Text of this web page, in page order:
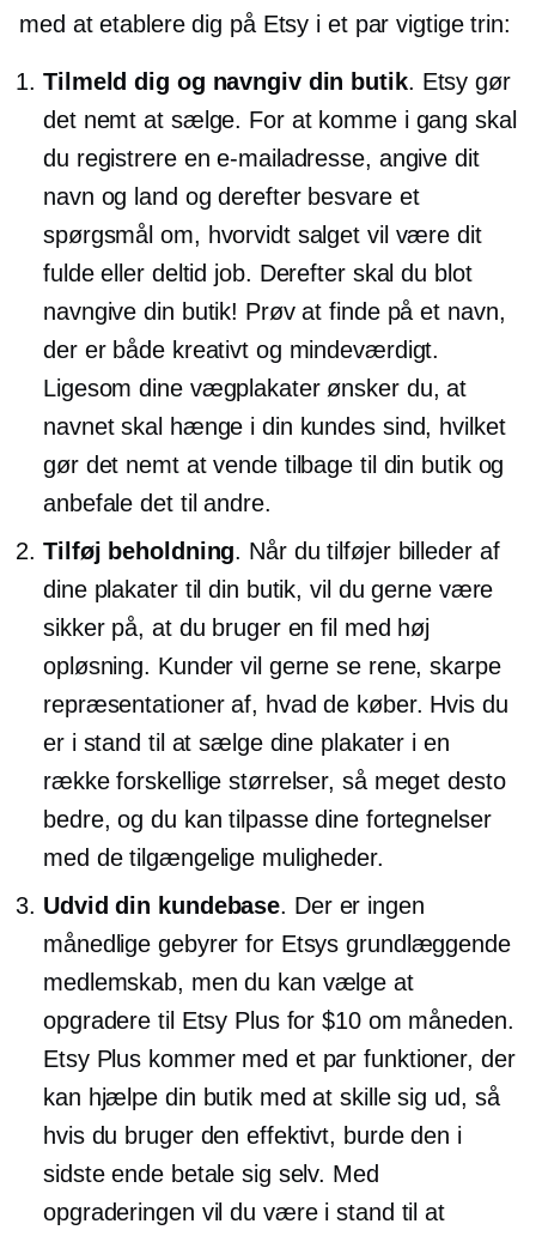
med at etablere dig på Etsy i et par vigtige trin:
Tilmeld dig og navngiv din butik. Etsy gør
det nemt at sælge. For at komme i gang skal
du registrere en e-mailadresse, angive dit
navn og land og derefter besvare et
spørgsmål om, hvorvidt salget vil være dit
fulde eller deltid job. Derefter skal du blot
navngive din butik! Prøv at finde på et navn,
der er både kreativt og mindeværdigt.
Ligesom dine vægplakater ønsker du, at
navnet skal hænge i din kundes sind, hvilket
gør det nemt at vende tilbage til din butik og
anbefale det til andre.
Tilføj beholdning. Når du tilføjer billeder af
dine plakater til din butik, vil du gerne være
sikker på, at du bruger en fil med høj
opløsning. Kunder vil gerne se rene, skarpe
repræsentationer af, hvad de køber. Hvis du
er i stand til at sælge dine plakater i en
række forskellige størrelser, så meget desto
bedre, og du kan tilpasse dine fortegnelser
med de tilgængelige muligheder.
Udvid din kundebase. Der er ingen
månedlige gebyrer for Etsys grundlæggende
medlemskab, men du kan vælge at
opgradere til Etsy Plus for $10 om måneden.
Etsy Plus kommer med et par funktioner, der
kan hjælpe din butik med at skille sig ud, så
hvis du bruger den effektivt, burde den i
sidste ende betale sig selv. Med
opgraderingen vil du være i stand til at